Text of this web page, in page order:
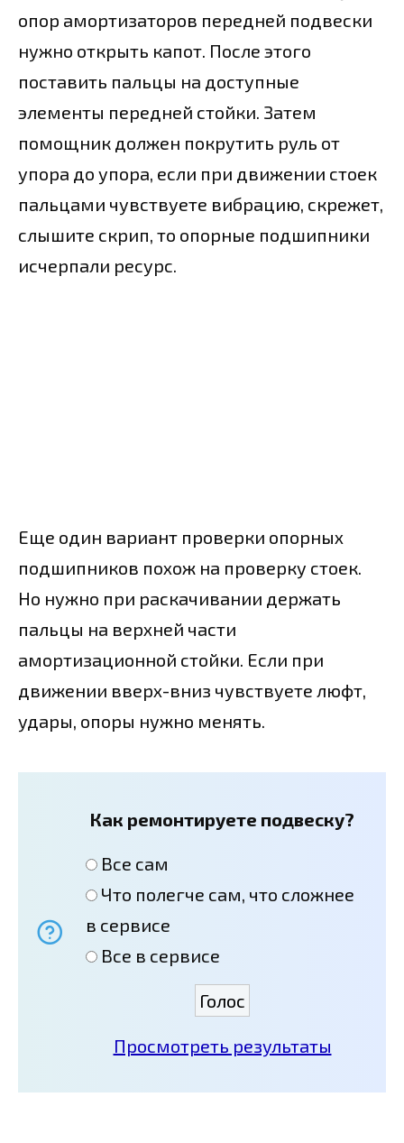
опор амортизаторов передней подвески
нужно открыть капот. После этого
поставить пальцы на доступные
элементы передней стойки. Затем
помощник должен покрутить руль от
упора до упора, если при движении стоек
пальцами чувствуете вибрацию, скрежет,
слышите скрип, то опорные подшипники
исчерпали ресурс.
Еще один вариант проверки опорных
подшипников похож на проверку стоек.
Но нужно при раскачивании держать
пальцы на верхней части
амортизационной стойки. Если при
движении вверх-вниз чувствуете люфт,
удары, опоры нужно менять.
Как ремонтируете подвеску?
Все сам
Что полегче сам, что сложнее
в сервисе
Все в сервисе
Просмотреть результаты